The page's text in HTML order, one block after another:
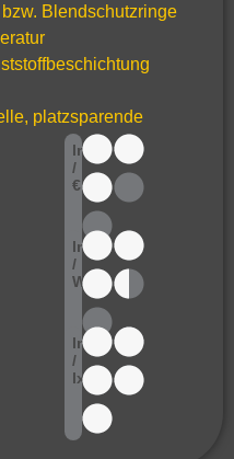
Blendschutzringe
platzsparende
lm
/
€
lm
/
W
lm
/
lx